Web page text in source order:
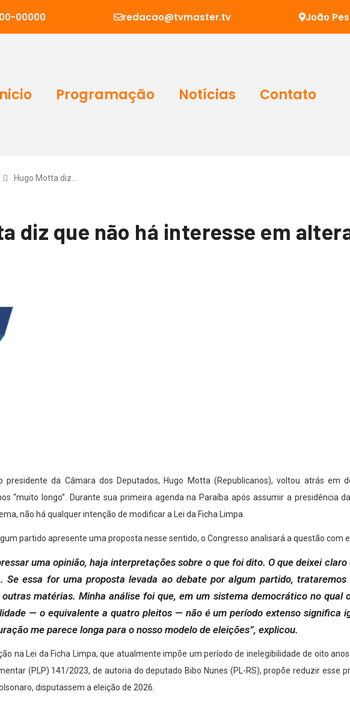
00000 redacao@tvmaster.tv João
Programação Notícias Contato
Hugo Motta diz…
diz que não há interesse em
presidente da Câmara dos Deputados, Hugo Motta (Republicanos), voltou atrás em
“muito longo”. Durante sua primeira agenda na Paraíba após assumir a presidência
não há qualquer intenção de modificar a Lei da Ficha Limpa.
partido apresente uma proposta nesse sentido, o Congresso analisará a questão com
uma opinião, haja interpretações sobre o que foi dito. O que deixei
Se essa for uma proposta levada ao debate por algum partido,
matérias. Minha análise foi que, em um sistema democrático no qual
— o equivalente a quatro pleitos — não é um período extenso significa
me parece longa para o nosso modelo de eleições”, explicou.
na Lei da Ficha Limpa, que atualmente impõe um período de inelegibilidade de oito
(PLP) 141/2023, de autoria do deputado Bibo Nunes (PL-RS), propõe reduzir esse
disputassem a eleição de 2026.